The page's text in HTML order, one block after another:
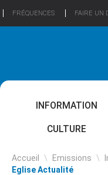
FRÉQUENCES FAIRE UN
INFORMATION
CULTURE
Accueil \ Emissions \
Eglise Actualité